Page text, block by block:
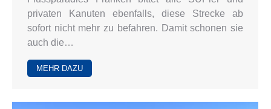
privaten Kanuten ebenfalls, diese Strecke ab
sofort nicht mehr zu befahren. Damit schonen sie
auch die…
MEHR DAZU